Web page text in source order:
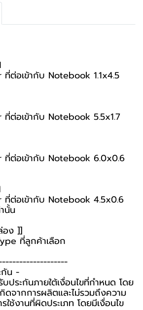
ต่อเข้ากับ Notebook 1.1x4.5
ต่อเข้ากับ Notebook 5.5x1.7
ที่ต่อเข้ากับ Notebook 6.0x0.6
ที่ต่อเข้ากับ Notebook 4.5x0.6
นั้น
อง ]]
ที่ลูกค้าเลือก
กัน -️
ระกันภายใต้เงื่อนไขที่กำหนด โดย
ดจากการผลิตและไม่รวมถึงความ
ใช้งานที่ผิดประเภท โดยมีเงื่อนไข